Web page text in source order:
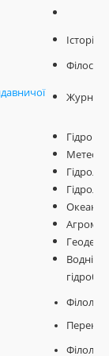
Історія
Водні